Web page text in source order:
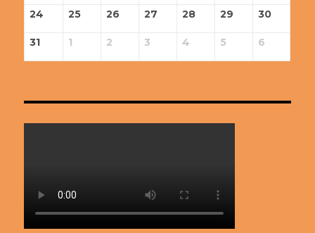
24 25 26 27 28 29 30
31 1 2 3 4 5 6